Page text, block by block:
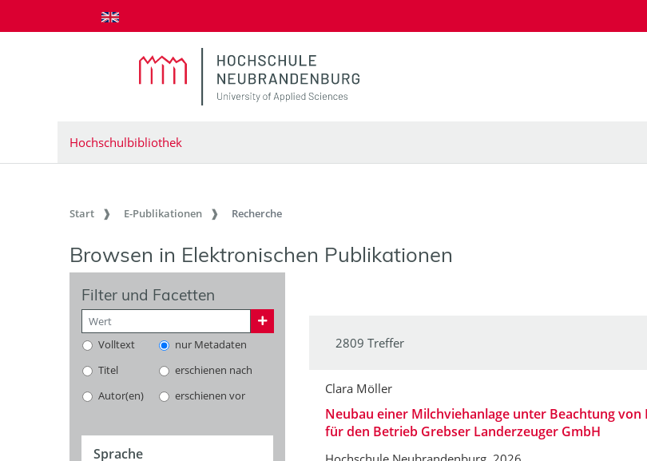
zum Inhalt springen
Hochschulbibliothek
Start E-Publikationen Recherche
Browsen in Elektronischen Publikationen
Filter und Facetten
Volltext
nur Metadaten
Titel
erschienen nach
Autor(en)
erschienen vor
Sprache
2809 Treffer
Clara Möller
Neubau einer Milchviehanlage unter Beachtung von
für den Betrieb Grebser Landerzeuger GmbH